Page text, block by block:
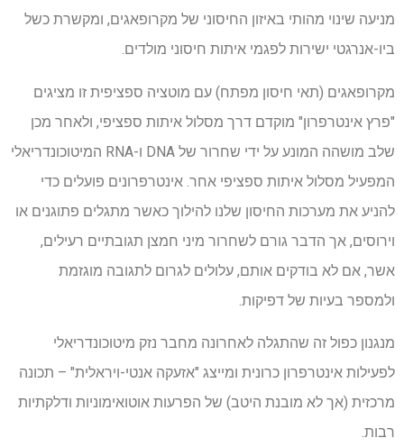
מניעה שינוי מהותי באיזון החיסוני של מקרופאגים, ומקשרת כשל
ביו-אנרגטי ישירות לפגמי איתות חיסוני מולדים.
מקרופאגים (תאי חיסון מפתח) עם מוטציה ספציפית זו מציגים
"פרץ אינטרפרון" מוקדם דרך מסלול איתות ספציפי, ולאחר מכן
שלב מושהה המונע על ידי שחרור של DNA ו-RNA המיטוכונדריאלי
המפעיל מסלול איתות ספציפי אחר. אינטרפרונים פועלים כדי
להניע את מערכות החיסון שלנו להילוך כאשר מתגלים פתוגנים או
וירוסים, אך הדבר גורם לשחרור מיני חמצן תגובתיים רעילים,
אשר, אם לא בודקים אותם, עלולים לגרום לתגובה מוגזמת
ולמספר בעיות של דפיקות.
מנגנון כפול זה שהתגלה לאחרונה מחבר נזק מיטוכונדריאלי
לפעילות אינטרפרון כרונית ומייצג "אזעקה אנטי-ויראלית" – תכונה
מרכזית (אך לא מובנת היטב) של הפרעות אוטואימוניות ודלקתיות
רבות.